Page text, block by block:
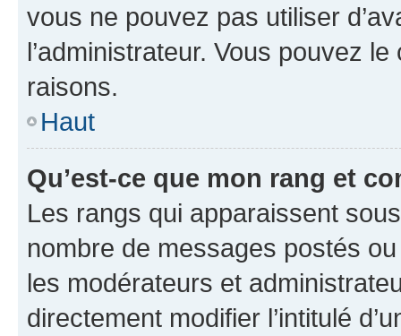
vous ne pouvez pas utiliser
l’administrateur. Vous pouvez
raisons.
Haut
Qu’est-ce que mon rang et
Les rangs qui apparaissent
nombre de messages postés
les modérateurs et
directement modifier l’intitulé